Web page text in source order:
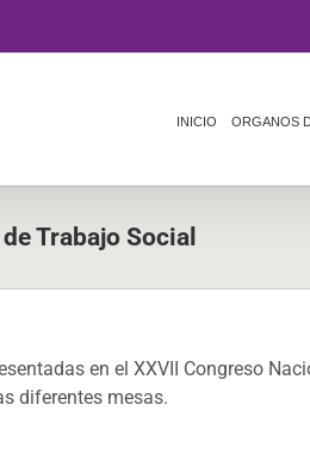
INICIO ORGANOS
Trabajo Social
en el XXVII Congreso
diferentes mesas.